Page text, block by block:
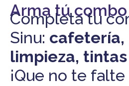
Arma tú
Completa tu
Sinu: cafetería,
limpieza,
¡Que no te falte